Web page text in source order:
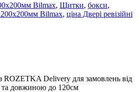
Bilmax, Щитки, бокси,
200x200мм Bilmax, ціна Двері ревізійні
ROZETKA Delivery для замовлень від
та довжиною до 120см